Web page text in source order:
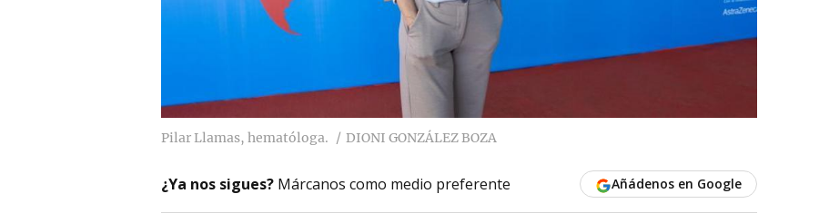
Pilar Llamas, hematóloga. DIONI GONZÁLEZ BOZA
¿Ya nos sigues? Márcanos como medio preferente Añádenos en Google